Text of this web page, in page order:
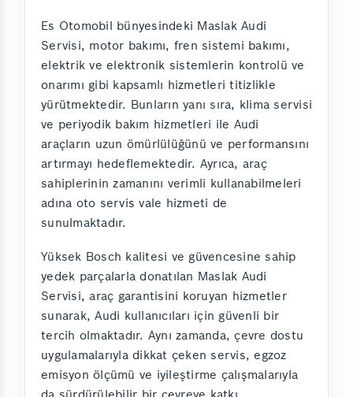
Es Otomobil bünyesindeki Maslak Audi
Servisi, motor bakımı, fren sistemi bakımı,
elektrik ve elektronik sistemlerin kontrolü ve
onarımı gibi kapsamlı hizmetleri titizlikle
yürütmektedir. Bunların yanı sıra, klima servisi
ve periyodik bakım hizmetleri ile Audi
araçların uzun ömürlülüğünü ve performansını
artırmayı hedeflemektedir. Ayrıca, araç
sahiplerinin zamanını verimli kullanabilmeleri
adına oto servis vale hizmeti de
sunulmaktadır.
Yüksek Bosch kalitesi ve güvencesine sahip
yedek parçalarla donatılan Maslak Audi
Servisi, araç garantisini koruyan hizmetler
sunarak, Audi kullanıcıları için güvenli bir
tercih olmaktadır. Aynı zamanda, çevre dostu
uygulamalarıyla dikkat çeken servis, egzoz
emisyon ölçümü ve iyileştirme çalışmalarıyla